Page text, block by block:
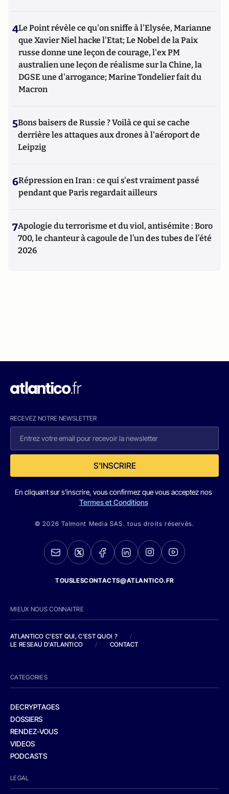
4Le Point révèle ce qu'on sniffe à l'Elysée, Marianne
que Xavier Niel hacke l'Etat; Le Nobel de la Paix
russe donne une leçon de courage, l'ex PM
australien une leçon de réalisme sur la Chine, la
DGSE une d'arrogance; Marine Tondelier fait du
Macron
5Bons baisers de Russie ? Voilà ce qui se cache
derrière les attaques aux drones à l'aéroport de
Leipzig
6Répression en Iran : ce qui s'est vraiment passé
pendant que Paris regardait ailleurs
7Apologie du terrorisme et du viol, antisémite : Boro
700, le chanteur à cagoule de l’un des tubes de l’été
2026
RECEVEZ NOTRE NEWSLETTER
S'INSCRIRE
En cliquant sur s'inscrire, vous confirmez que vous acceptez nos
Termes et Conditions
© 2026 Talmont Media SAS. tous droits réservés.
TOUSLESCONTACTS@ATLANTICO.FR
MIEUX NOUS CONNAITRE
ATLANTICO C'EST QUI, C'EST QUOI ?
/
LE RESEAU D'ATLANTICO
/ CONTACT
CATEGORIES
DECRYPTAGES
DOSSIERS
RENDEZ-VOUS
VIDEOS
PODCASTS
LEGAL